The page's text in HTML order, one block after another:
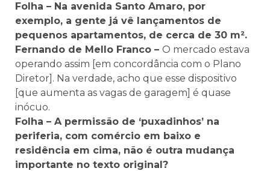
Folha – Na avenida Santo Amaro, por
exemplo, a gente já vê lançamentos de
pequenos apartamentos, de cerca de 30 m².
Fernando de Mello Franco – O mercado estava
operando assim [em concordância com o Plano
Diretor]. Na verdade, acho que esse dispositivo
[que aumenta as vagas de garagem] é quase
inócuo.
Folha – A permissão de ‘puxadinhos’ na
periferia, com comércio em baixo e
residência em cima, não é outra mudança
importante no texto original?